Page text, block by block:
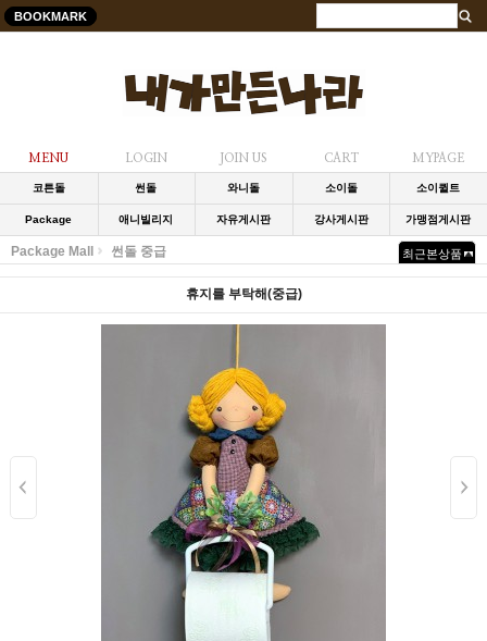
BOOKMARK
MENU LOGIN JOIN US CART MYPAGE
코튼돌 썬돌 와니돌 소이돌 소이퀼트
Package 애니빌리지 자유게시판 강사게시판 가맹점게시판
Package Mall 썬돌 중급 최근본상품
휴지를 부탁해(중급)